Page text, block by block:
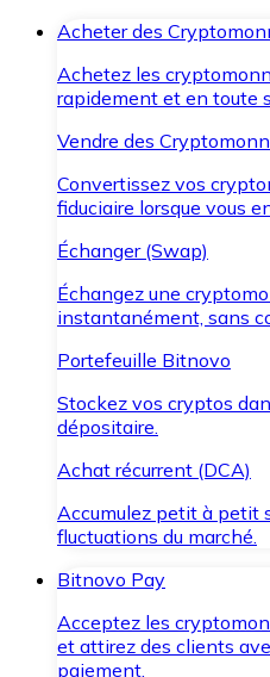
Acheter des
Achetez les
rapidement et en toute
Vendre des
Convertissez vos
fiduciaire lorsque vous
Échanger (Swap)
Échangez une
instantanément, sans
Portefeuille Bitnovo
Stockez vos cryptos
dépositaire.
Achat récurrent (DCA)
Accumulez petit à petit
fluctuations du marché.
Bitnovo Pay
Acceptez les
et attirez des clients
paiement.